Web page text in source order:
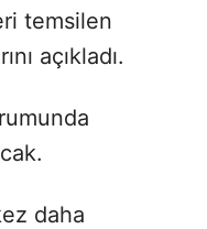
temsilen
açıkladı.
daha